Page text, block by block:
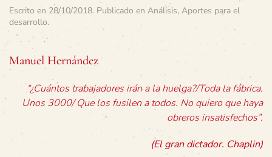
Escrito en 28/10/2018. Publicado en Análisis, Aportes para el
desarrollo.
Manuel Hernández
“¿Cuántos trabajadores irán a la huelga?/Toda la fábrica.
Unos 3000/ Que los fusilen a todos. No quiero que haya
obreros insatisfechos”.
(El gran dictador. Chaplin)